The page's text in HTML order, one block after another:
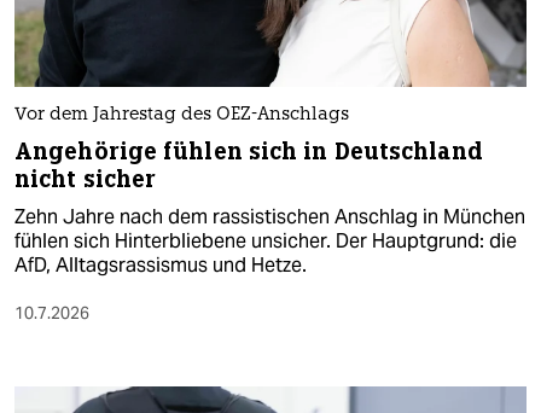
Vor dem Jahrestag des OEZ-Anschlags
Angehörige fühlen sich in Deutschland
nicht sicher
Zehn Jahre nach dem rassistischen Anschlag in München
fühlen sich Hinterbliebene unsicher. Der Hauptgrund: die
AfD, Alltagsrassismus und Hetze.
10.7.2026